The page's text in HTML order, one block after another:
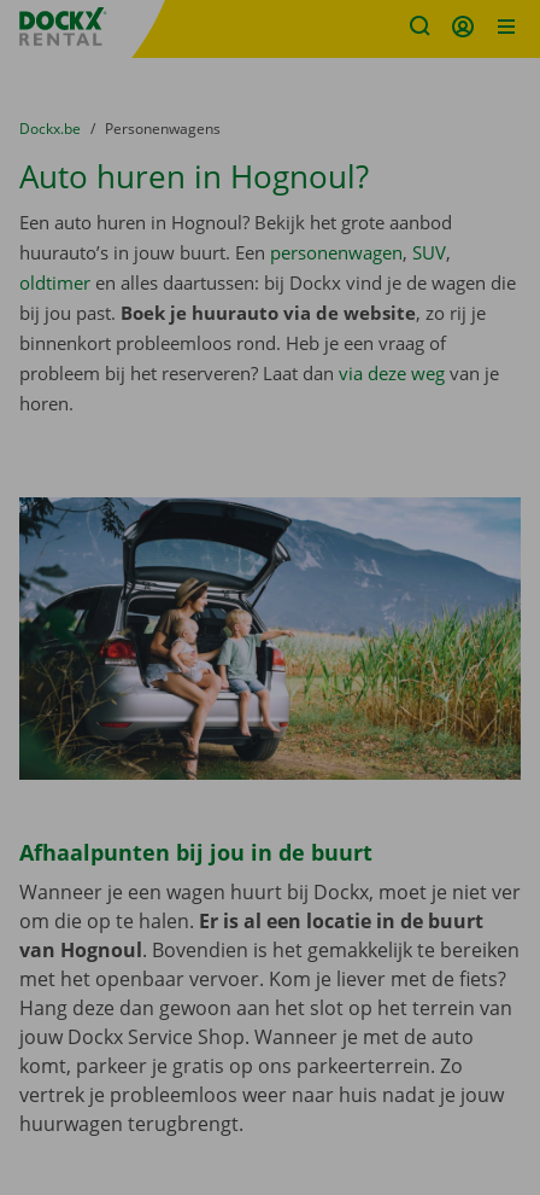
Fratello DEMO
U bevindt zich hier:
van
Dockx.be naar
Personenwagens
Auto huren in Hognoul?
Een auto huren in Hognoul? Bekijk het grote aanbod
huurauto’s in jouw buurt. Een personenwagen, SUV,
oldtimer en alles daartussen: bij Dockx vind je de wagen die
bij jou past. Boek je huurauto via de website, zo rij je
binnenkort probleemloos rond. Heb je een vraag of
probleem bij het reserveren? Laat dan via deze weg van je
horen.
Afhaalpunten bij jou in de buurt
Wanneer je een wagen huurt bij Dockx, moet je niet ver
om die op te halen. Er is al een locatie in de buurt
van Hognoul. Bovendien is het gemakkelijk te bereiken
met het openbaar vervoer. Kom je liever met de fiets?
Hang deze dan gewoon aan het slot op het terrein van
jouw Dockx Service Shop. Wanneer je met de auto
komt, parkeer je gratis op ons parkeerterrein. Zo
vertrek je probleemloos weer naar huis nadat je jouw
huurwagen terugbrengt.